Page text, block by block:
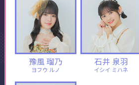
豫風 瑠乃
ヨフウ ルノ
石井 泉羽
イシイ ミハネ